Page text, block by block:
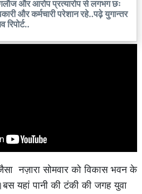
गलौज और आरोप प्रत्यारोप से लगभग छः
और कर्मचारी परेशान रहे..पढ़े युगान्तर
नज़ारा सोमवार को विकास भवन के
यहां पानी की टंकी की जगह युवा